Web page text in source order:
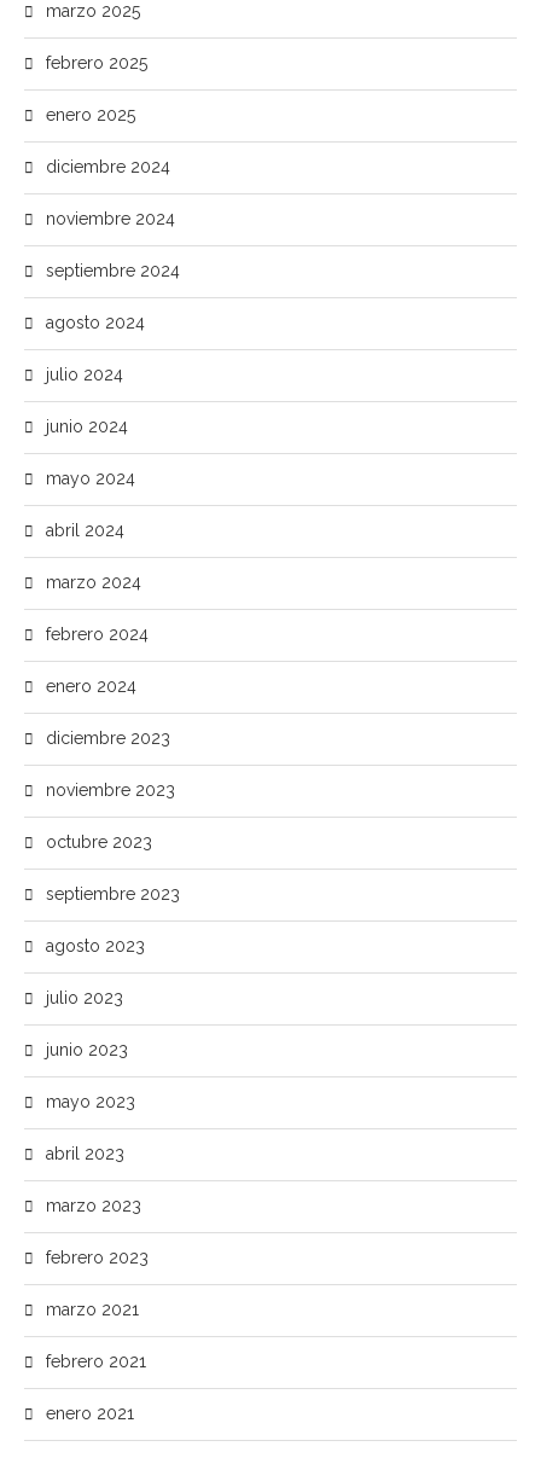
marzo 2025
febrero 2025
enero 2025
diciembre 2024
noviembre 2024
septiembre 2024
agosto 2024
julio 2024
junio 2024
mayo 2024
abril 2024
marzo 2024
febrero 2024
enero 2024
diciembre 2023
noviembre 2023
octubre 2023
septiembre 2023
agosto 2023
julio 2023
junio 2023
mayo 2023
abril 2023
marzo 2023
febrero 2023
marzo 2021
febrero 2021
enero 2021